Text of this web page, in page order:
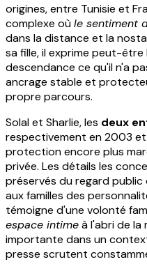
origines, entre Tunisie et
complexe oùle sentiment
dans la distance et la
sa fille, il exprime peut-être
descendance ce qu'il n'a
ancrage stable et
propre parcours.
Solal et Sharlie, les deux
respectivement en 2003 et
protection encore plus
privée. Les détails les
préservés du regard
aux familles des
témoigne d'une volonté
espace intimeà l'abri de la
importante dans un
presse scrutent